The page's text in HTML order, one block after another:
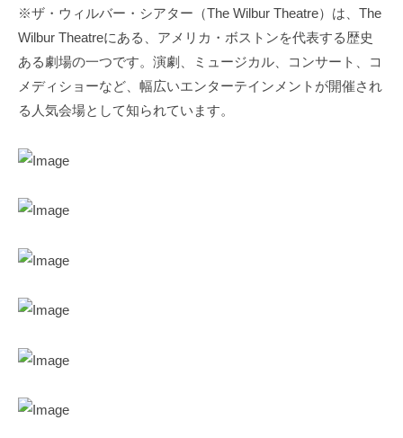
※ザ・ウィルバー・シアター（The Wilbur Theatre）は、The
Wilbur Theatreにある、アメリカ・ボストンを代表する歴史
ある劇場の一つです。演劇、ミュージカル、コンサート、コ
メディショーなど、幅広いエンターテインメントが開催され
る人気会場として知られています。